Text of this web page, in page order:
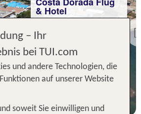
& Hotel
Estival El Dorado Resort
7 Nächte, ÜF, DZ
statt
557 €
– Ihr
bei TUI.com
und andere Technologien, die
auf unserer Website
soweit Sie einwilligen und